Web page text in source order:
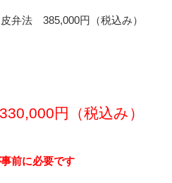
弁法 385,000円（税込み）
円（税込み）
前に必要です